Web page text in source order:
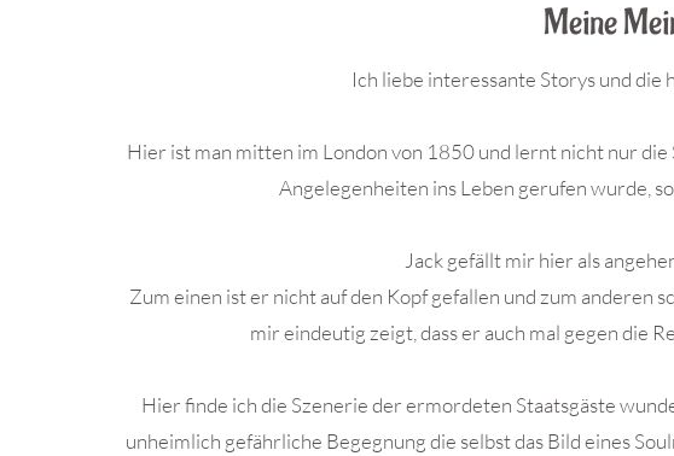
Meine
Ich liebe interessante Storys und die
Hier ist man mitten im London von 1850 und lernt nicht nur
Angelegenheiten ins Leben gerufen wurde,
Jack gefällt mir hier als
Zum einen ist er nicht auf den Kopf gefallen und zum anderen
mir eindeutig zeigt, dass er auch mal gegen die
Hier finde ich die Szenerie der ermordeten Staatsgäste
unheimlich gefährliche Begegnung die selbst das Bild eines